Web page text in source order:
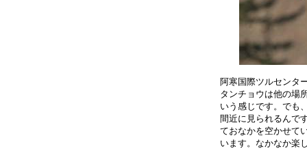
阿寒国際ツルセンタ
タンチョウは他の場
いう感じです。でも
間近に見られるんで
ておなかを空かせて